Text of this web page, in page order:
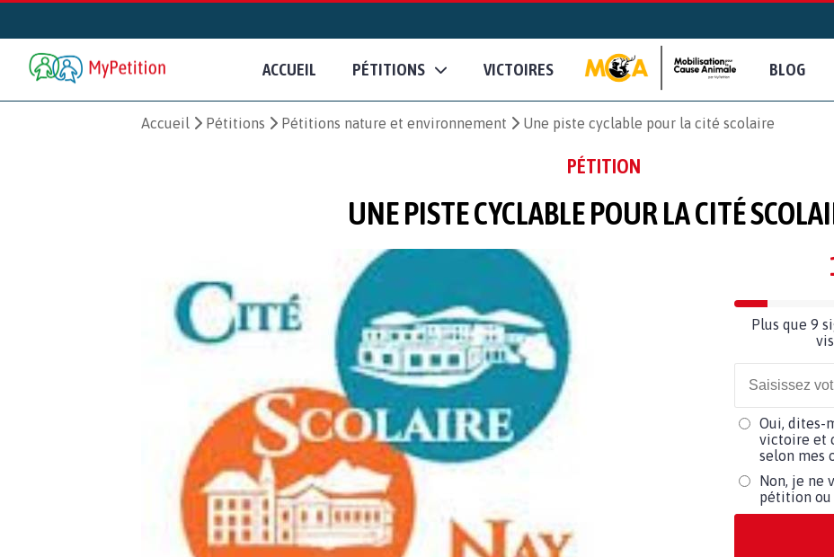
ACCUEIL PÉTITIONS VICTOIRES BLOG
Accueil Pétitions Pétitions nature et environnement Une piste cyclable pour la cité scolaire
PÉTITION
UNE PISTE CYCLABLE POUR LA CITÉ
Plus que 9
Oui, dites-
victoire et
selon mes
Non, je ne
pétition ou